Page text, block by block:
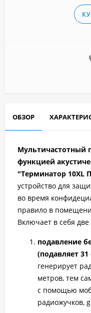
ОБЗОР
Мультичастотный
функцией
"Терминатор 10XL
устройство для
во время
правило в
Включает в себя
подавление
(подавляет 31
генерирует
метров, тем
с помощью
радиожучков,